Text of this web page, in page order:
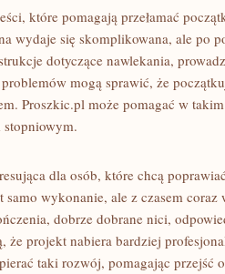
które pomagają przełamać
wydaje się skomplikowana, ale po
dotyczące nawlekania,
mogą sprawić, że
Proszkic.pl może pomagać w
stopniowym.
dla osób, które chcą
samo wykonanie, ale z czasem
dobrze dobrane nici,
że projekt nabiera bardziej
taki rozwój, pomagając przejść